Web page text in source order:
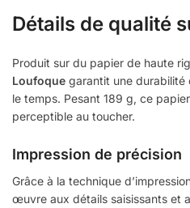
Détails de qualité
Produit sur du papier de haute
Loufoque garantit une durabilité
le temps. Pesant 189 g, ce
perceptible au toucher.
Impression de précision
Grâce à la technique
œuvre aux détails saisissants et